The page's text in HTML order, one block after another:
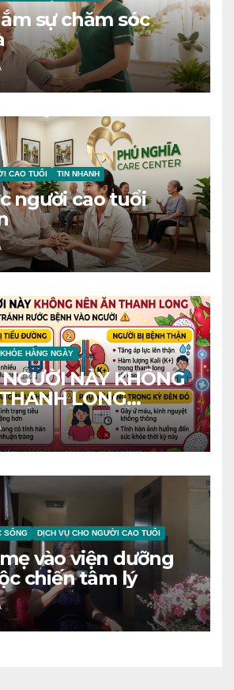
sự chăm sóc
CAO TUỔI TIN NHANH
người cao tuổi
HÀNG NGÀY
NÀY KHÔNG
LONG
BỆNH VÀO
SỐNG DỊCH VỤ CHO NGƯỜI CAO TUỔI
vào viện dưỡng
chiến tâm lý